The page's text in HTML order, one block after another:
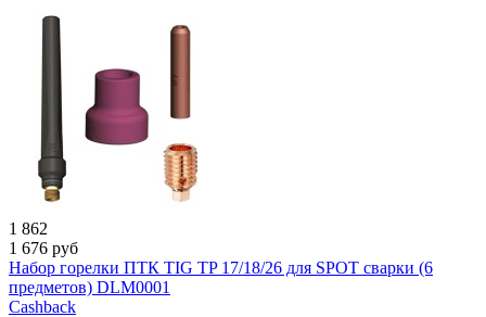
1 862
1 676 руб
Набор горелки ПТК TIG TP 17/18/26 для SPOT сварки (6
предметов) DLM0001
Cashback